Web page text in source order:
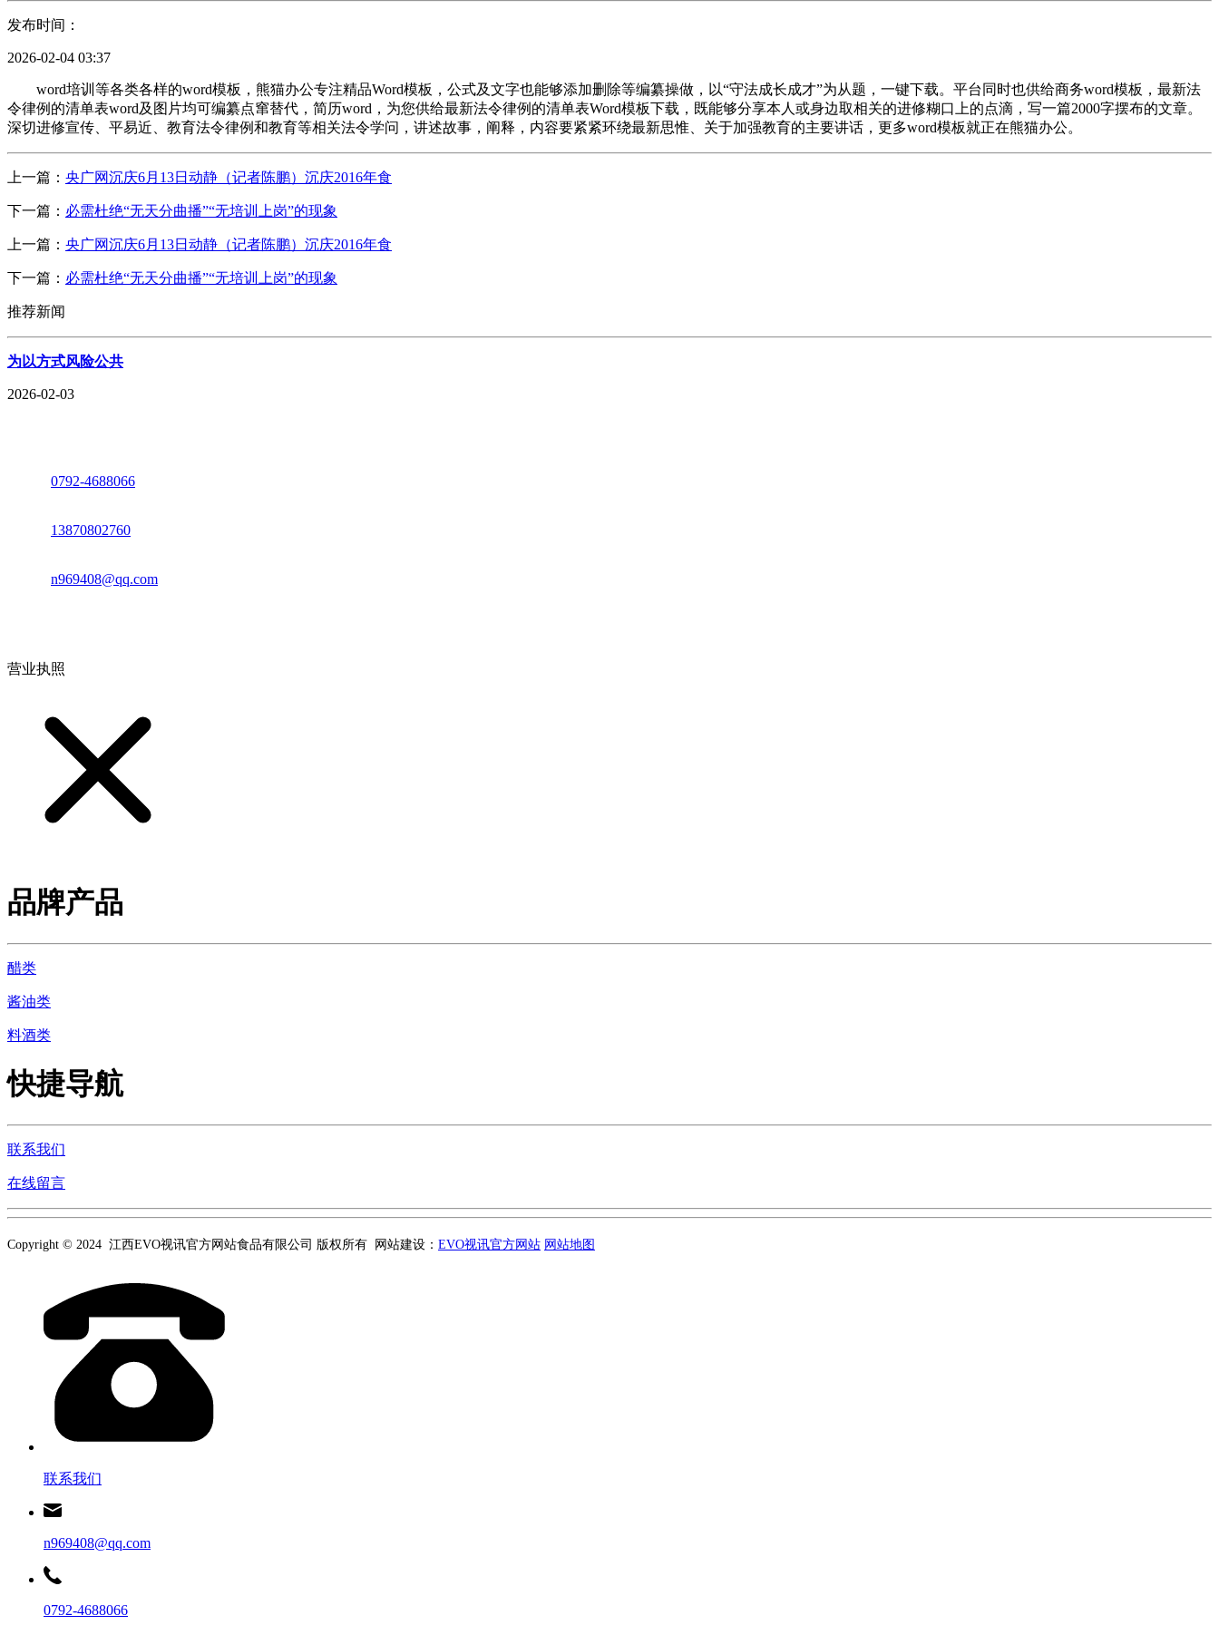
发布时间：
2026-02-04 03:37
word培训等各类各样的word模板，熊猫办公专注精品Word模板，公式及文字也能够添加删除等编纂操做，以“守法成长成才”为从题，一键下载。平台同时也供给商务word模板，最新法
令律例的清单表word及图片均可编纂点窜替代，简历word，为您供给最新法令律例的清单表Word模板下载，既能够分享本人或身边取相关的进修糊口上的点滴，写一篇2000字摆布的文章。
深切进修宣传、平易近、教育法令律例和教育等相关法令学问，讲述故事，阐释，内容要紧紧环绕最新思惟、关于加强教育的主要讲话，更多word模板就正在熊猫办公。
上一篇： 央广网沉庆6月13日动静（记者陈鹏）沉庆2016年食
下一篇： 必需杜绝“无天分曲播”“无培训上岗”的现象
上一篇： 央广网沉庆6月13日动静（记者陈鹏）沉庆2016年食
下一篇： 必需杜绝“无天分曲播”“无培训上岗”的现象
推荐新闻
为以方式风险公共
2026-02-03
0792-4688066
13870802760
n969408@qq.com
营业执照
品牌产品
醋类
酱油类
料酒类
快捷导航
联系我们
在线留言
Copyright © 2024 江西EVO视讯官方网站食品有限公司 版权所有 网站建设： EVO视讯官方网站 网站地图
联系我们
n969408@qq.com
0792-4688066